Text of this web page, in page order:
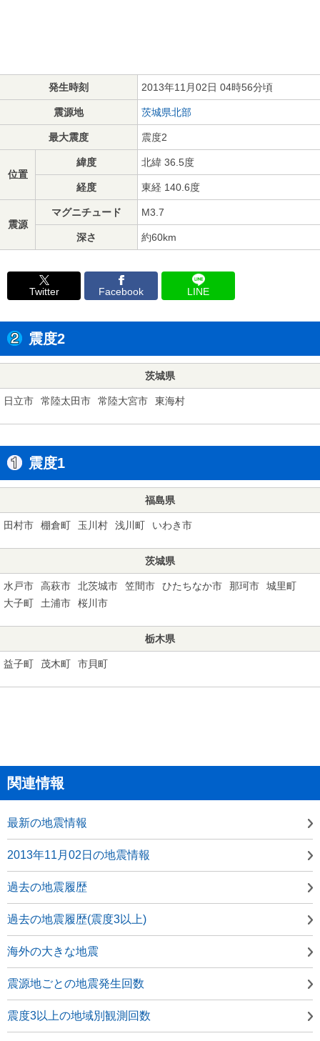
発生時刻 2013年11月02日 04時56分頃
震源地 茨城県北部
最大震度 震度2
位置
緯度 北緯 36.5度
経度 東経 140.6度
震源
マグニチュード M3.7
深さ 約60km
Twitter Facebook LINE
震度2
茨城県
日立市 常陸太田市 常陸大宮市 東海村
震度1
福島県
田村市 棚倉町 玉川村 浅川町 いわき市
茨城県
水戸市 高萩市 北茨城市 笠間市 ひたちなか市 那珂市
城里町
大子町
土浦市 桜川市
栃木県
益子町 茂木町 市貝町
関連情報
最新の地震情報
2013年11月02日の地震情報
過去の地震履歴
過去の地震履歴(震度3以上)
海外の大きな地震
震源地ごとの地震発生回数
震度3以上の地域別観測回数